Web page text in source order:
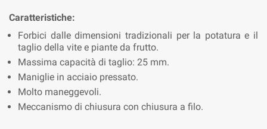
Caratteristiche:
Forbici dalle dimensioni tradizionali per la potatura e il
taglio della vite e piante da frutto.
Massima capacità di taglio: 25 mm.
Maniglie in acciaio pressato.
Molto maneggevoli.
Meccanismo di chiusura con chiusura a filo.